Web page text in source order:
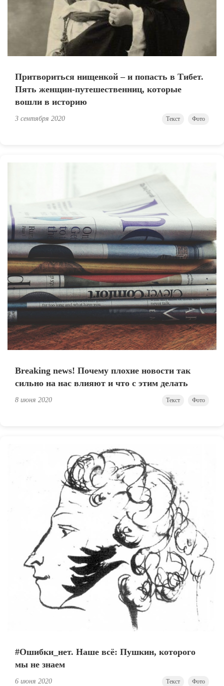
Притвориться нищенкой – и попасть в Тибет.
Пять женщин-путешественниц, которые
вошли в историю
3 сентября 2020 Текст Фото
Breaking news! Почему плохие новости так
сильно на нас влияют и что с этим делать
8 июня 2020 Текст Фото
#Ошибки_нет. Наше всё: Пушкин, которого
мы не знаем
6 июня 2020 Текст Фото